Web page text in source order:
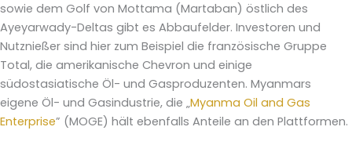
sowie dem Golf von Mottama (Martaban) östlich des
Ayeyarwady-Deltas gibt es Abbaufelder. Investoren und
Nutznießer sind hier zum Beispiel die französische Gruppe
Total, die amerikanische Chevron und einige
südostasiatische Öl- und Gasproduzenten. Myanmars
eigene Öl- und Gasindustrie, die „Myanma Oil and Gas
Enterprise” (MOGE) hält ebenfalls Anteile an den Plattformen.